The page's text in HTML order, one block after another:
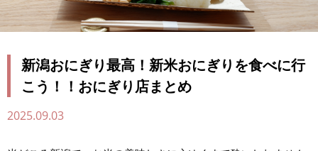
新潟おにぎり最高！新米おにぎりを食べに行
こう！！おにぎり店まとめ
2025.09.03